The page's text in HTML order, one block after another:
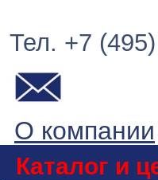
Тел. +7
О компании
Каталог и